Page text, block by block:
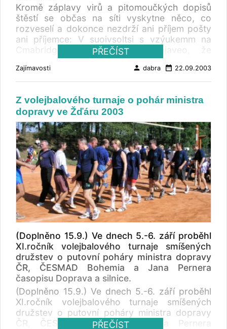
Kromě záplavy virů a pitomoučkých dopisů
štěstí se občas na síti vyskytne něco, co
rozveselí a dokonce nezdrží ani příjem pošty
ani příjemce: V suoivsoltsi s vzýukemm na
Cmabridge Uinervtisy vlšyo njaveo, že
nzeáelží na pořdaí psíemn ve solvě. Jedniá
dleůitžá věc je, aby blyy pnvrí a psoelndí
pímesna na srpváénm mstíě. Zybetk mžůe být
peřčetš. Je to potro, že ldiksý mezok netče
kdažé pensímo, ale svolo jkao cleek.
Zjíamvaé, že??
PŘEČÍST
Zajímavosti person dabra date_range 22.09.2003
Z volejbalového turnaje o pohár ministra
dopravy ve Žďáru 2003
(Doplněno 15.9.) Ve dnech 5.-6. září proběhl
XI.ročník volejbalového turnaje smíšených
družstev o putovní poháry ministra dopravy
ČR, ČESMAD Bohemia a Jana Pernera
časopisu Doprava a silnice.
(Doplněno 15.9.) Ve dnech 5.-6. září proběhl
XI.ročník volejbalového turnaje smíšených
družstev o putovní poháry ministra dopravy
ČR, ČESMAD Bohemia a Jana Pernera
PŘEČÍST